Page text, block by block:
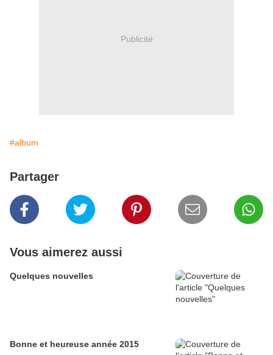
Publicité
#album
Partager
Vous aimerez aussi
Quelques nouvelles
Bonne et heureuse année 2015